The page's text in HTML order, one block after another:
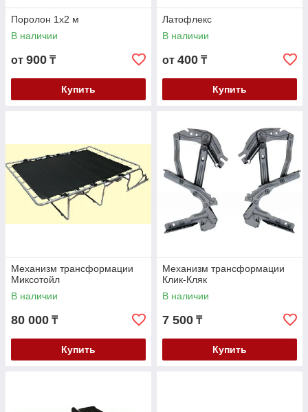
Поролон 1х2 м
В наличии
от 900 ₸
Купить
Латофлекс
В наличии
от 400 ₸
Купить
Механизм трансформации
Миксотойл
В наличии
80 000 ₸
Купить
Механизм трансформации
Клик-Кляк
В наличии
7 500 ₸
Купить